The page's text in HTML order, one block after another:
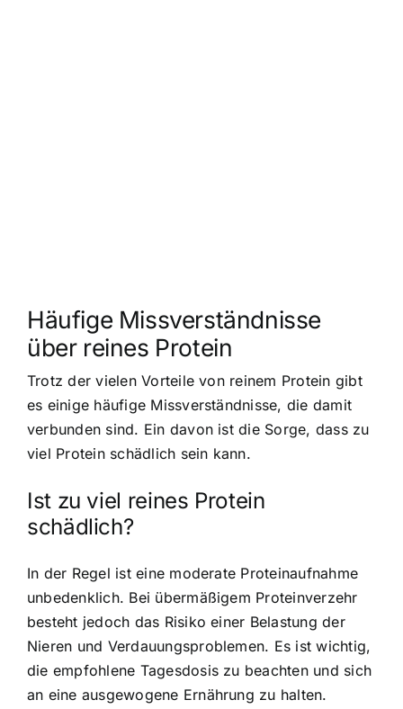
Häufige Missverständnisse
über reines Protein
Trotz der vielen Vorteile von reinem Protein gibt
es einige häufige Missverständnisse, die damit
verbunden sind. Ein davon ist die Sorge, dass zu
viel Protein schädlich sein kann.
Ist zu viel reines Protein
schädlich?
In der Regel ist eine moderate Proteinaufnahme
unbedenklich. Bei übermäßigem Proteinverzehr
besteht jedoch das Risiko einer Belastung der
Nieren und Verdauungsproblemen. Es ist wichtig,
die empfohlene Tagesdosis zu beachten und sich
an eine ausgewogene Ernährung zu halten.